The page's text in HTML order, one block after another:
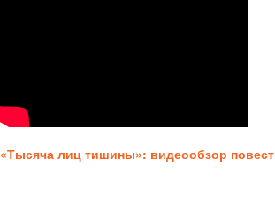
«Тысяча лиц тишины»: видеообзор